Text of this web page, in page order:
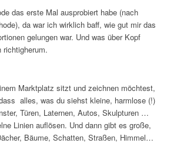
das erste Mal ausprobiert habe (nach
da war ich wirklich baff, wie gut mir das
gelungen war. Und was über Kopf
richtigherum.
Marktplatz sitzt und zeichnen möchtest,
alles, was du siehst kleine, harmlose (!)
Türen, Laternen, Autos, Skulpturen …
Linien auflösen. Und dann gibt es große,
Bäume, Schatten, Straßen, Himmel…